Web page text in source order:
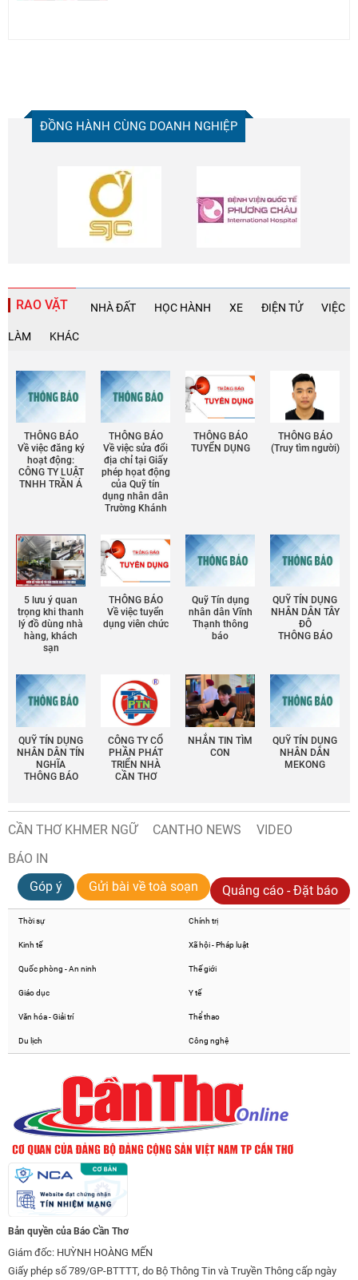
ĐỒNG HÀNH CÙNG DOANH NGHIỆP
RAO VẶT NHÀ ĐẤT HỌC HÀNH XE ĐIỆN TỬ VIỆC
LÀM KHÁC
THÔNG BÁO
Về việc đăng ký
hoạt động:
CÔNG TY LUẬT
TNHH TRẦN Á
THÔNG BÁO
Về việc sửa đổi
địa chỉ tại Giấy
phép họat động
của Quỹ tín
dụng nhân dân
Trường Khánh
THÔNG BÁO
TUYỂN DỤNG
THÔNG BÁO
(Truy tìm người)
5 lưu ý quan
trọng khi thanh
lý đồ dùng nhà
hàng, khách
sạn
THÔNG BÁO
Về việc tuyển
dụng viên chức
Quỹ Tín dụng
nhân dân Vĩnh
Thạnh thông
báo
QUỸ TÍN DỤNG
NHÂN DÂN TÂY
ĐÔ
THÔNG BÁO
QUỸ TÍN DỤNG
NHÂN DÂN TÍN
NGHĨA
THÔNG BÁO
CÔNG TY CỔ
PHẦN PHÁT
TRIỂN NHÀ
CẦN THƠ
NHẮN TIN TÌM
CON
QUỸ TÍN DỤNG
NHÂN DÂN
MEKONG
CẦN THƠ KHMER NGỮ CANTHO NEWS
VIDEO
BÁO IN
Góp ý
Gửi bài về toà soạn Quảng cáo - Đặt báo
Thời sự Chính trị
Kinh tế Xã hội - Pháp luật
Quốc phòng - An ninh Thế giới
Giáo dục Y tế
Văn hóa - Giải trí Thể thao
Du lịch Công nghệ
Bản quyền của Báo Cần Thơ
Giám đốc: HUỲNH HOÀNG MẾN
Giấy phép số 789/GP-BTTTT, do Bộ Thông Tin và Truyền Thông cấp ngày